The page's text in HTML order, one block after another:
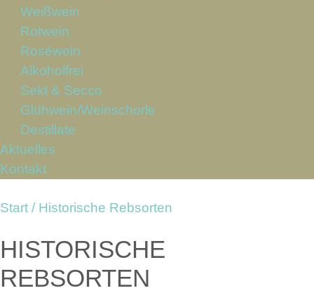
Weißwein
Rotwein
Roséwein
Alkoholfrei
Sekt & Secco
Glühwein/Weinschorle
Destillate
Aktuelles
Kontakt
Start / Historische Rebsorten
HISTORISCHE
REBSORTEN